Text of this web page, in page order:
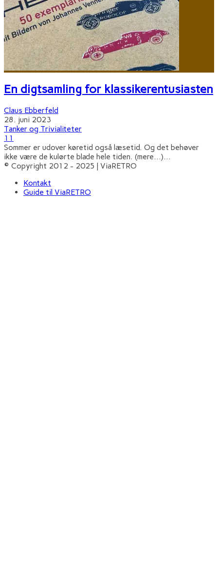
En digtsamling for klassikerentusiasten
Claus Ebberfeld
28. juni 2023
Tanker og Trivialiteter
11
Sommer er udover køretid også læsetid. Og det behøver
ikke være de kulørte blade hele tiden. (mere…)...
© Copyright 2012 - 2025 | ViaRETRO
Kontakt
Guide til ViaRETRO